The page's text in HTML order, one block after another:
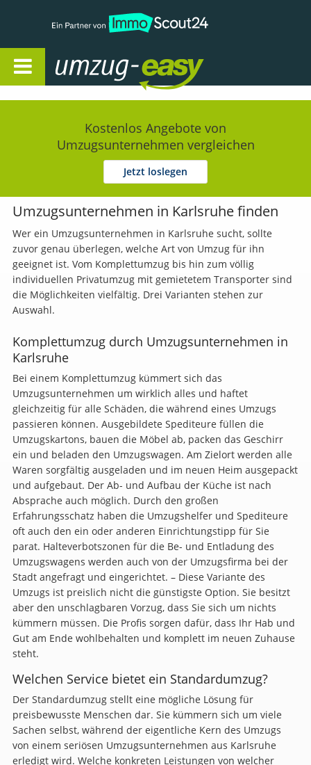
Kostenlos Angebote von
Umzugsunternehmen vergleichen
Jetzt loslegen
Umzugsunternehmen in Karlsruhe finden
Wer ein Umzugsunternehmen in Karlsruhe sucht, sollte
zuvor genau überlegen, welche Art von Umzug für ihn
geeignet ist. Vom Komplettumzug bis hin zum völlig
individuellen Privatumzug mit gemietetem Transporter sind
die Möglichkeiten vielfältig. Drei Varianten stehen zur
Auswahl.
Komplettumzug durch Umzugsunternehmen in
Karlsruhe
Bei einem Komplettumzug kümmert sich das
Umzugsunternehmen um wirklich alles und haftet
gleichzeitig für alle Schäden, die während eines Umzugs
passieren können. Ausgebildete Spediteure füllen die
Umzugskartons, bauen die Möbel ab, packen das Geschirr
ein und beladen den Umzugswagen. Am Zielort werden alle
Waren sorgfältig ausgeladen und im neuen Heim ausgepackt
und aufgebaut. Der Ab- und Aufbau der Küche ist nach
Absprache auch möglich. Durch den großen
Erfahrungsschatz haben die Umzugshelfer und Spediteure
oft auch den ein oder anderen Einrichtungstipp für Sie
parat. Halteverbotszonen für die Be- und Entladung des
Umzugswagens werden auch von der Umzugsfirma bei der
Stadt angefragt und eingerichtet. – Diese Variante des
Umzugs ist preislich nicht die günstigste Option. Sie besitzt
aber den unschlagbaren Vorzug, dass Sie sich um nichts
kümmern müssen. Die Profis sorgen dafür, dass Ihr Hab und
Gut am Ende wohlbehalten und komplett im neuen Zuhause
steht.
Welchen Service bietet ein Standardumzug?
Der Standardumzug stellt eine mögliche Lösung für
preisbewusste Menschen dar. Sie kümmern sich um viele
Sachen selbst, während der eigentliche Kern des Umzugs
von einem seriösen Umzugsunternehmen aus Karlsruhe
erledigt wird. Welche konkreten Leistungen von welcher